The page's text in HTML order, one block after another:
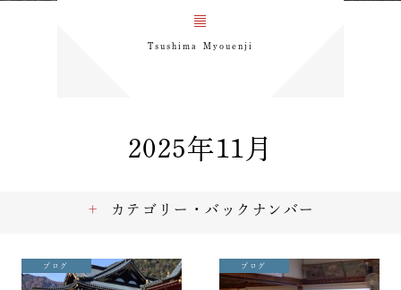
Tsushima Myouenji
2025年11月
ブログ ブログ
カテゴリー・バックナンバー